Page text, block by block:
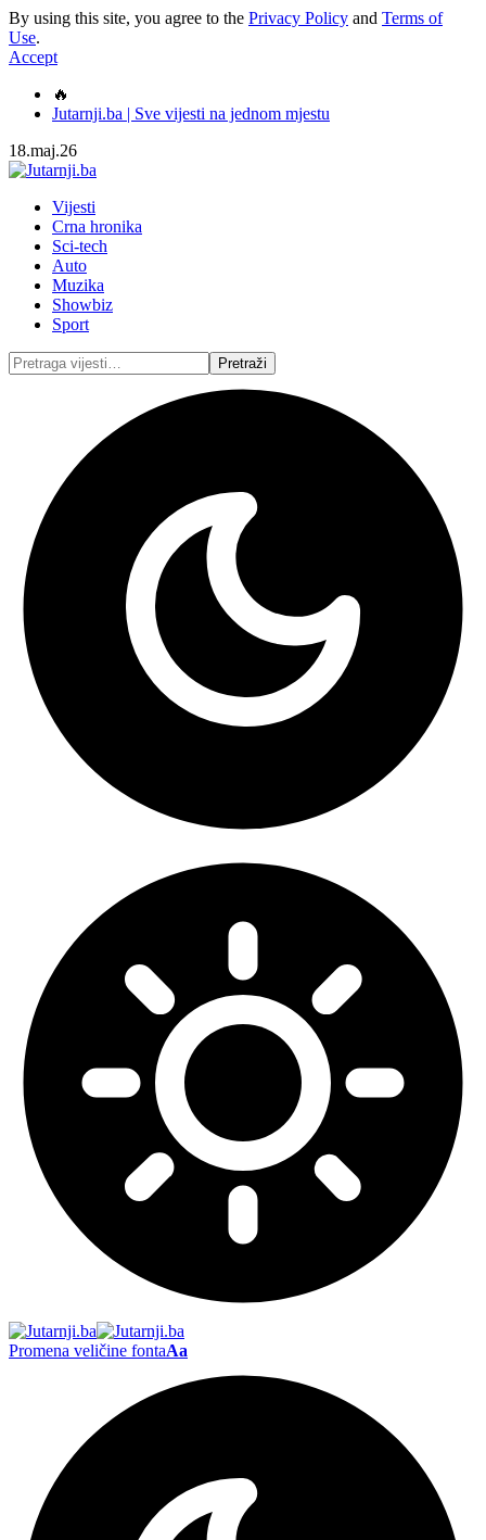
By using this site, you agree to the Privacy Policy and Terms of
Use.
Accept
🔥
Jutarnji.ba | Sve vijesti na jednom mjestu
18.maj.26
Vijesti
Crna hronika
Sci-tech
Auto
Muzika
Showbiz
Sport
Promena veličine fontaAa